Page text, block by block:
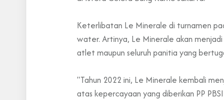
Keterlibatan Le Minerale di turnamen
water. Artinya, Le Minerale akan
atlet maupun seluruh panitia yang
"Tahun 2022 ini, Le Minerale kembali
atas kepercayaan yang diberikan PP